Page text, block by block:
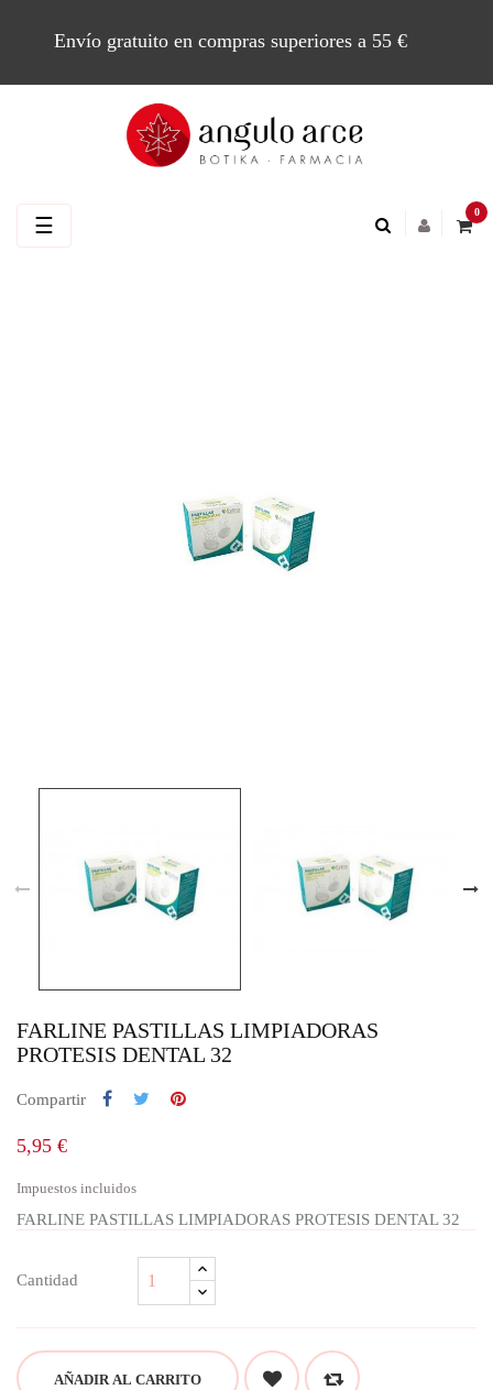
Envío gratuito en compras superiores a 55 €
0
Navegación
☰
FARLINE PASTILLAS LIMPIADORAS
PROTESIS DENTAL 32
Compartir
5,95 €
Impuestos incluidos
FARLINE PASTILLAS LIMPIADORAS PROTESIS DENTAL 32
Cantidad
AÑADIR AL CARRITO